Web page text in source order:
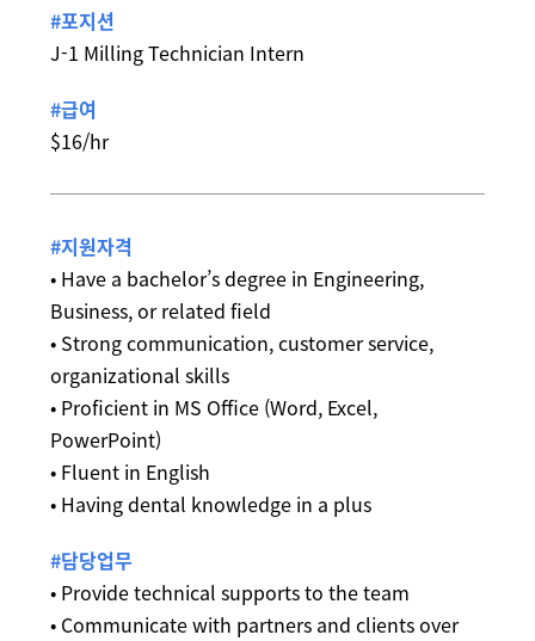
#포지션
J-1 Milling Technician Intern
#급여
$16/hr
#지원자격
• Have a bachelor’s degree in Engineering,
Business, or related field
• Strong communication, customer service,
organizational skills
• Proficient in MS Office (Word, Excel,
PowerPoint)
• Fluent in English
• Having dental knowledge in a plus
#담당업무
• Provide technical supports to the team
• Communicate with partners and clients over